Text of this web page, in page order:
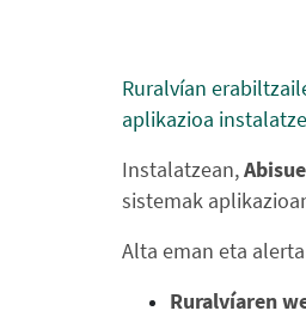
Ruralvían
aplikazioa
Instalatzean,
sistemak
Alta eman eta
Ruralvíaren